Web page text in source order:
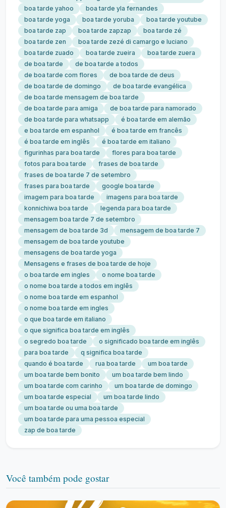
boa tarde yahoo
boa tarde yla fernandes
boa tarde yoga
boa tarde yoruba
boa tarde youtube
boa tarde zap
boa tarde zapzap
boa tarde zé
boa tarde zen
boa tarde zezé di camargo e luciano
boa tarde zuado
boa tarde zueira
boa tarde zuera
de boa tarde
de boa tarde a todos
de boa tarde com flores
de boa tarde de deus
de boa tarde de domingo
de boa tarde evangélica
de boa tarde mensagem de boa tarde
de boa tarde para amiga
de boa tarde para namorado
de boa tarde para whatsapp
é boa tarde em alemão
e boa tarde em espanhol
é boa tarde em francês
é boa tarde em inglês
é boa tarde em italiano
figurinhas para boa tarde
flores para boa tarde
fotos para boa tarde
frases de boa tarde
frases de boa tarde 7 de setembro
frases para boa tarde
google boa tarde
imagem para boa tarde
imagens para boa tarde
konnichiwa boa tarde
legenda para boa tarde
mensagem boa tarde 7 de setembro
mensagem de boa tarde 3d
mensagem de boa tarde 7
mensagem de boa tarde youtube
mensagens de boa tarde yoga
Mensagens e frases de boa tarde de hoje
o boa tarde em ingles
o nome boa tarde
o nome boa tarde a todos em inglês
o nome boa tarde em espanhol
o nome boa tarde em ingles
o que boa tarde em italiano
o que significa boa tarde em inglês
o segredo boa tarde
o significado boa tarde em inglês
para boa tarde
q significa boa tarde
quando é boa tarde
rua boa tarde
um boa tarde
um boa tarde bem bonito
um boa tarde bem lindo
um boa tarde com carinho
um boa tarde de domingo
um boa tarde especial
um boa tarde lindo
um boa tarde ou uma boa tarde
um boa tarde para uma pessoa especial
zap de boa tarde
Você também pode gostar